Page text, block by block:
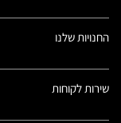
החנויות שלנו
שירות לקוחות